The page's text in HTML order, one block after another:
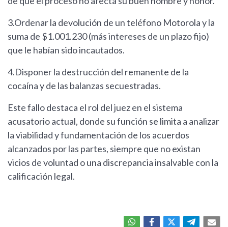
3.Ordenar la devolución de un teléfono Motorola y la
suma de $1.001.230 (más intereses de un plazo fijo)
que le habían sido incautados.
4.Disponer la destrucción del remanente de la
cocaína y de las balanzas secuestradas.
Este fallo destaca el rol del juez en el sistema
acusatorio actual, donde su función se limita a analizar
la viabilidad y fundamentación de los acuerdos
alcanzados por las partes, siempre que no existan
vicios de voluntad o una discrepancia insalvable con la
calificación legal.